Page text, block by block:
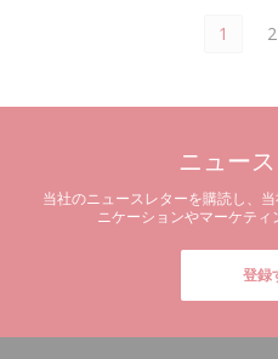
1 2
ニュー
当社のニュースレターを購読し、
ニケーションやマーケティ
登録